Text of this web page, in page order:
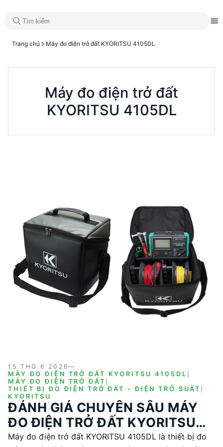
Trang chủ Máy đo điện trở đất KYORITSU 4105DL
Máy đo điện trở đất
KYORITSU 4105DL
15 THG 6 2026—
MÁY ĐO ĐIỆN TRỞ ĐẤT KYORITSU 4105DL
MÁY ĐO ĐIỆN TRỞ ĐẤT
THIẾT BỊ ĐO ĐIỆN TRỞ ĐẤT - ĐIỆN TRỞ SUẤT
KYORITSU
ĐÁNH GIÁ CHUYÊN SÂU MÁY
ĐO ĐIỆN TRỞ ĐẤT KYORITSU
4105DL
Máy đo điện trở đất KYORITSU 4105DL là thiết bị đo